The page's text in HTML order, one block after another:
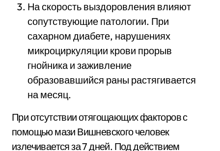
На скорость выздоровления влияют
сопутствующие патологии. При
сахарном диабете, нарушениях
микроциркуляции крови прорыв
гнойника и заживление
образовавшийся раны растягивается
на месяц.
При отсутствии отягощающих факторов с
помощью мази Вишневского человек
излечивается за 7 дней. Под действием